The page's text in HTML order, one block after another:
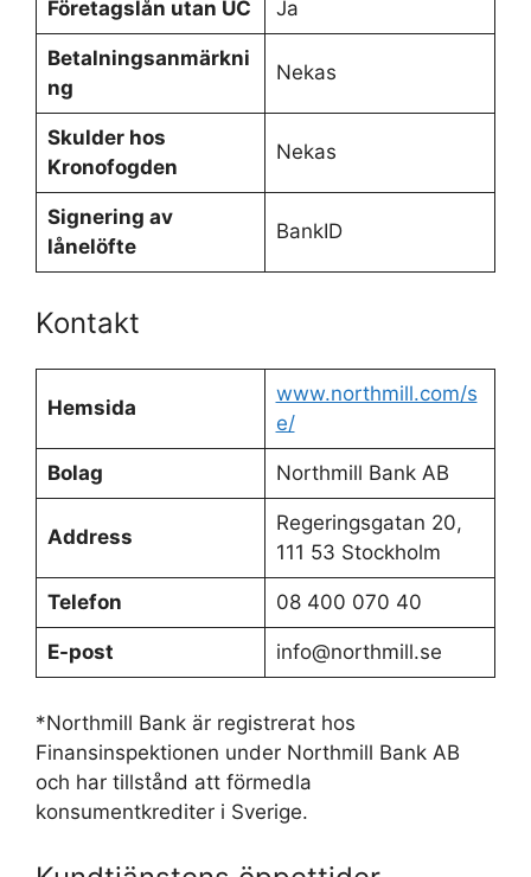
Företagslån utan UC Ja
Betalningsanmärkni
ng
Nekas
Skulder hos
Kronofogden
Nekas
Signering av
lånelöfte
BankID
Kontakt
Hemsida
www.northmill.com/s
e/
Bolag Northmill Bank AB
Address
Regeringsgatan 20,
111 53 Stockholm
Telefon 08 400 070 40
E-post info@northmill.se
*Northmill Bank är registrerat hos
Finansinspektionen under Northmill Bank AB
och har tillstånd att förmedla
konsumentkrediter i Sverige.